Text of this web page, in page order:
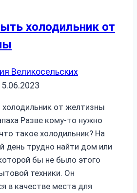
холодильник от
Великосельских
от желтизны
Разве кому-то нужно
такое холодильник? На
день трудно найти дом или
бы не было этого
техники. Он
в качестве места для